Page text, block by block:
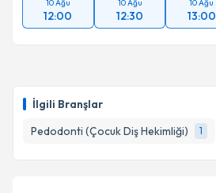
İlgili Branşlar
Pedodonti (Çocuk Diş Hekimliği)
1
10 Ağu
12:00
10 Ağu
12:30
10 Ağu
13:00